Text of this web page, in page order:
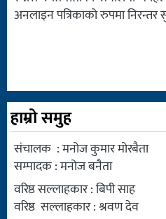
अनलाइन पत्रिकाको रुपमा निरन्तर
हाम्रो समुह
संचालक : मनोज कुमार मोरबैता
सम्पादक : मनोज बनैता
वरिष्ठ सल्लाहकार : बिपी साह
वरिष्ठ सल्लाहकार : श्रवण देव